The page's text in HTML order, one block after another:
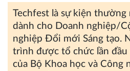
Techfest là sự kiện thường
dành cho Doanh nghiệp/
nghiệp Đổi mới Sáng tạo.
trình được tổ chức lần
của Bộ Khoa học và Công